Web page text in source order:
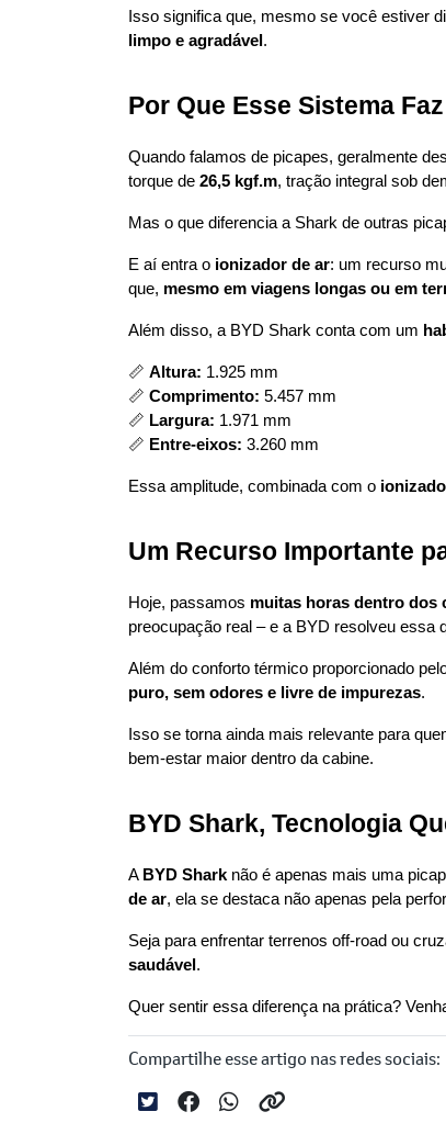
Isso significa que, mesmo se você estiver
limpo e agradável .
Por Que Esse Sistema
Quando falamos de picapes, geralmente
torque de 26,5 kgf.m, tração integral sob
Mas o que diferencia a Shark de outras
E aí entra o ionizador de ar: um recurso
que, mesmo em viagens longas ou em
Além disso, a BYD Shark conta com um
📏 Altura: 1.925 mm
📏 Comprimento: 5.457 mm
📏 Largura: 1.971 mm
📏 Entre-eixos: 3.260 mm
Essa amplitude, combinada com o
Um Recurso Importante
Hoje, passamos muitas horas dentro dos
preocupação real – e a BYD resolveu essa
Além do conforto térmico proporcionado
puro, sem odores e livre de impurezas.
Isso se torna ainda mais relevante para
bem-estar maior dentro da cabine.
BYD Shark, Tecnologia
A BYD Shark não é apenas mais uma
de ar, ela se destaca não apenas pela
Seja para enfrentar terrenos off-road ou
saudável .
Quer sentir essa diferença na prática?
Compartilhe esse artigo nas redes sociais: